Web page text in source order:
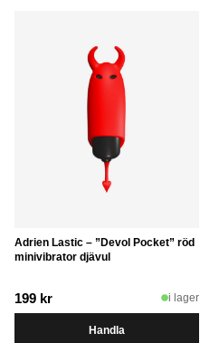
Adrien Lastic – ”Devol Pocket” röd
minivibrator djävul
199 kr i lager
Handla